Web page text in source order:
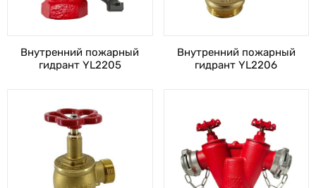
Внутренний пожарный
гидрант YL2205
Внутренний пожарный
гидрант YL2206